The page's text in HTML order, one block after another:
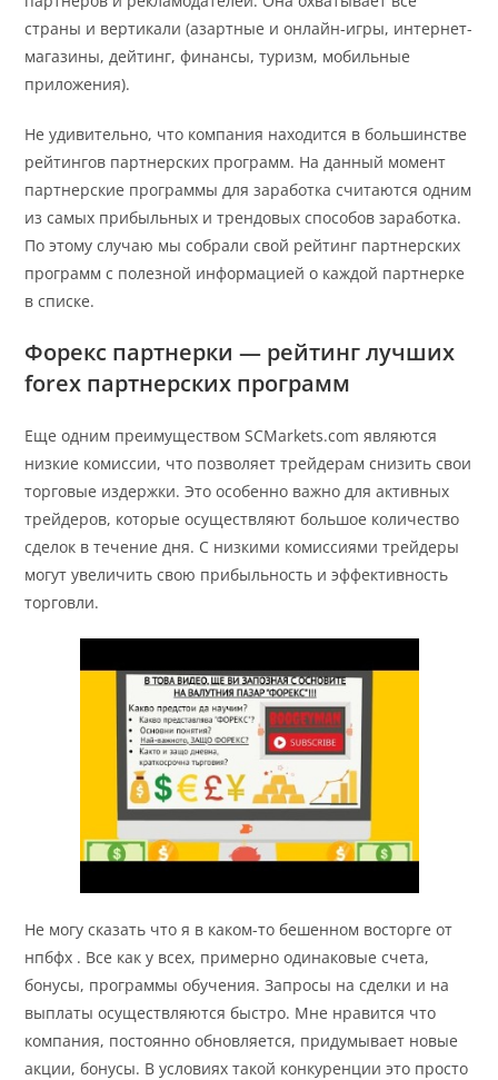
страны и вертикали (азартные и онлайн-игры, интернет-
магазины, дейтинг, финансы, туризм, мобильные
приложения).
Не удивительно, что компания находится в большинстве
рейтингов партнерских программ. На данный момент
партнерские программы для заработка считаются одним
из самых прибыльных и трендовых способов заработка.
По этому случаю мы собрали свой рейтинг партнерских
программ с полезной информацией о каждой партнерке
в списке.
Форекс партнерки — рейтинг лучших
forex партнерских программ
Еще одним преимуществом SCMarkets.com являются
низкие комиссии, что позволяет трейдерам снизить свои
торговые издержки. Это особенно важно для активных
трейдеров, которые осуществляют большое количество
сделок в течение дня. С низкими комиссиями трейдеры
могут увеличить свою прибыльность и эффективность
торговли.
Не могу сказать что я в каком-то бешенном восторге от
нпбфх . Все как у всех, примерно одинаковые счета,
бонусы, программы обучения. Запросы на сделки и на
выплаты осуществляются быстро. Мне нравится что
компания, постоянно обновляется, придумывает новые
акции, бонусы. В условиях такой конкуренции это просто